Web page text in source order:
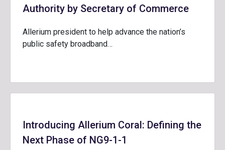
Authority by Secretary of Commerce
Allerium president to help advance the nation’s
public safety broadband…
Introducing Allerium Coral: Defining the
Next Phase of NG9-1-1